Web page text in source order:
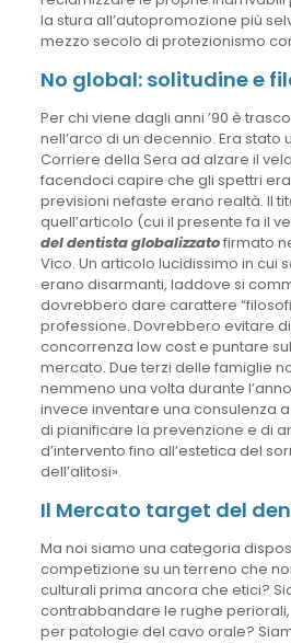
la stura all’autopromozione più
mezzo secolo di protezionismo
No global: solitudine e
Per chi viene dagli anni ’90 è
nell’arco di un decennio. Era stato
Corriere della Sera ad alzare il
facendoci capire che gli spettri
previsioni nefaste erano realtà. Il
quell’articolo (cui il presente fa il
del dentista globalizzatofirmato
Vico. Un articolo lucidissimo in cui
erano disarmanti, laddove si
dovrebbero dare carattere
professione. Dovrebbero evitare
concorrenza low cost e puntare
mercato. Due terzi delle famiglie
nemmeno una volta durante
invece inventare una consulenza
di pianificare la prevenzione e di
d’intervento fino all’estetica del
dell’alitosi».
Il Mercato target del
Ma noi siamo una categoria
competizione su un terreno che
culturali prima ancora che etici?
contrabbandare le rughe periorali,
per patologie del cavo orale?